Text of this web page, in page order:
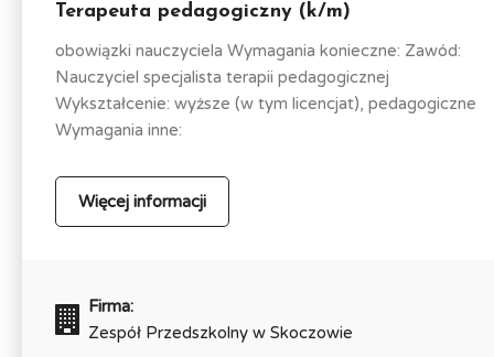
Terapeuta pedagogiczny (k/m)
obowiązki nauczyciela Wymagania konieczne: Zawód:
Nauczyciel specjalista terapii pedagogicznej
Wykształcenie: wyższe (w tym licencjat), pedagogiczne
Wymagania inne:
Więcej informacji
Firma:
Zespół Przedszkolny w Skoczowie